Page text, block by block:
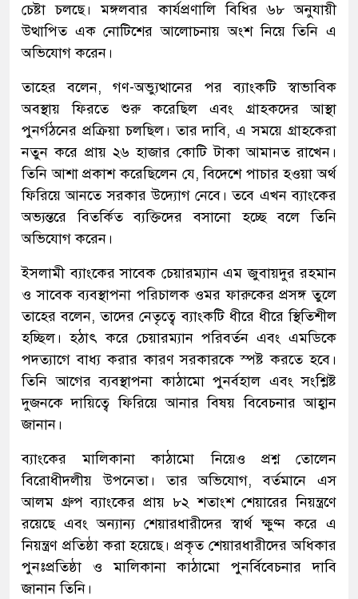
চেষ্টা চলছে। মঙ্গলবার কার্যপ্রণালি বিধির ৬৮ অনুযায়ী
উত্থাপিত এক নোটিশের আলোচনায় অংশ নিয়ে তিনি এ
অভিযোগ করেন।
তাহের বলেন, গণ-অভ্যুত্থানের পর ব্যাংকটি স্বাভাবিক
অবস্থায় ফিরতে শুরু করেছিল এবং গ্রাহকদের আস্থা
পুনর্গঠনের প্রক্রিয়া চলছিল। তার দাবি, এ সময়ে গ্রাহকেরা
নতুন করে প্রায় ২৬ হাজার কোটি টাকা আমানত রাখেন।
তিনি আশা প্রকাশ করেছিলেন যে, বিদেশে পাচার হওয়া অর্থ
ফিরিয়ে আনতে সরকার উদ্যোগ নেবে। তবে এখন ব্যাংকের
অভ্যন্তরে বিতর্কিত ব্যক্তিদের বসানো হচ্ছে বলে তিনি
অভিযোগ করেন।
ইসলামী ব্যাংকের সাবেক চেয়ারম্যান এম জুবায়দুর রহমান
ও সাবেক ব্যবস্থাপনা পরিচালক ওমর ফারুকের প্রসঙ্গ তুলে
তাহের বলেন, তাদের নেতৃত্বে ব্যাংকটি ধীরে ধীরে স্থিতিশীল
হচ্ছিল। হঠাৎ করে চেয়ারম্যান পরিবর্তন এবং এমডিকে
পদত্যাগে বাধ্য করার কারণ সরকারকে স্পষ্ট করতে হবে।
তিনি আগের ব্যবস্থাপনা কাঠামো পুনর্বহাল এবং সংশ্লিষ্ট
দুজনকে দায়িত্বে ফিরিয়ে আনার বিষয় বিবেচনার আহ্বান
জানান।
ব্যাংকের মালিকানা কাঠামো নিয়েও প্রশ্ন তোলেন
বিরোধীদলীয় উপনেতা। তার অভিযোগ, বর্তমানে এস
আলম গ্রুপ ব্যাংকের প্রায় ৮২ শতাংশ শেয়ারের নিয়ন্ত্রণে
রয়েছে এবং অন্যান্য শেয়ারধারীদের স্বার্থ ক্ষুণ্ন করে এ
নিয়ন্ত্রণ প্রতিষ্ঠা করা হয়েছে। প্রকৃত শেয়ারধারীদের অধিকার
পুনঃপ্রতিষ্ঠা ও মালিকানা কাঠামো পুনর্বিবেচনার দাবি
জানান তিনি।